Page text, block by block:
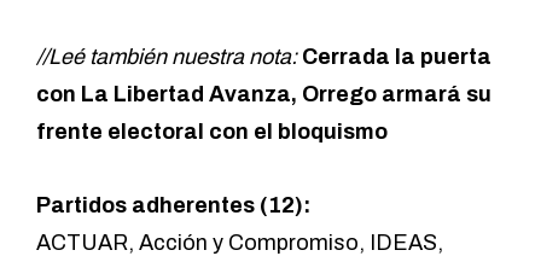
//Leé también nuestra nota: Cerrada la puerta
con La Libertad Avanza, Orrego armará su
frente electoral con el bloquismo
Partidos adherentes (12):
ACTUAR, Acción y Compromiso, IDEAS,